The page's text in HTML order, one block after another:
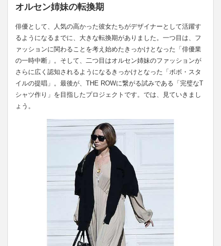
オルセン姉妹の転換期
俳優として、人気の高かった彼女たちがデザイナーとして活躍す
るようになるまでに、大きな転換期がありました。一つ目は、フ
ァッションに関わることを考え始めたきっかけとなった「俳優業
の一時中断」。そして、二つ目はオルセン姉妹のファッションが
さらに広く認知されるようになるきっかけとなった「ボボ・スタ
イルの提唱」。最後が、THE ROWに繋がる試みである「完璧なT
シャツ作り」を目指したプロジェクトです。では、見ていきまし
ょう。